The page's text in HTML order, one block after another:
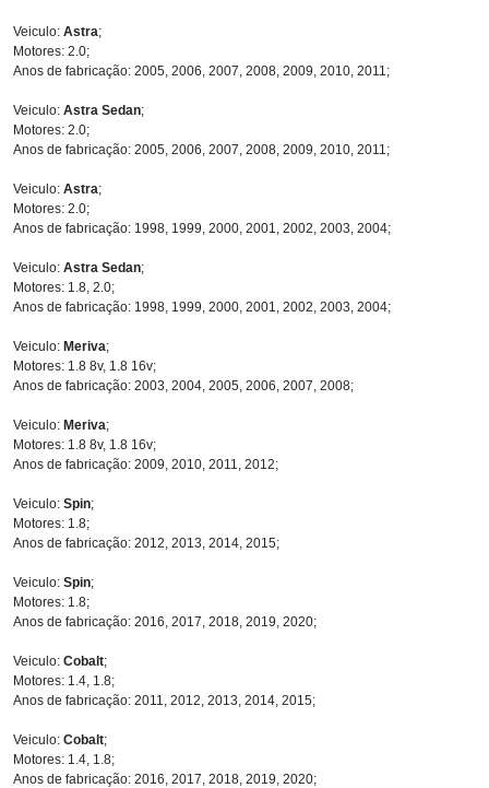
Veiculo: Astra;
Motores: 2.0;
Anos de fabricação: 2005, 2006, 2007, 2008, 2009, 2010, 2011;
Veiculo: Astra Sedan;
Motores: 2.0;
Anos de fabricação: 2005, 2006, 2007, 2008, 2009, 2010, 2011;
Veiculo: Astra;
Motores: 2.0;
Anos de fabricação: 1998, 1999, 2000, 2001, 2002, 2003, 2004;
Veiculo: Astra Sedan;
Motores: 1.8, 2.0;
Anos de fabricação: 1998, 1999, 2000, 2001, 2002, 2003, 2004;
Veiculo: Meriva;
Motores: 1.8 8v, 1.8 16v;
Anos de fabricação: 2003, 2004, 2005, 2006, 2007, 2008;
Veiculo: Meriva;
Motores: 1.8 8v, 1.8 16v;
Anos de fabricação: 2009, 2010, 2011, 2012;
Veiculo: Spin;
Motores: 1.8;
Anos de fabricação: 2012, 2013, 2014, 2015;
Veiculo: Spin;
Motores: 1.8;
Anos de fabricação: 2016, 2017, 2018, 2019, 2020;
Veiculo: Cobalt;
Motores: 1.4, 1.8;
Anos de fabricação: 2011, 2012, 2013, 2014, 2015;
Veiculo: Cobalt;
Motores: 1.4, 1.8;
Anos de fabricação: 2016, 2017, 2018, 2019, 2020;